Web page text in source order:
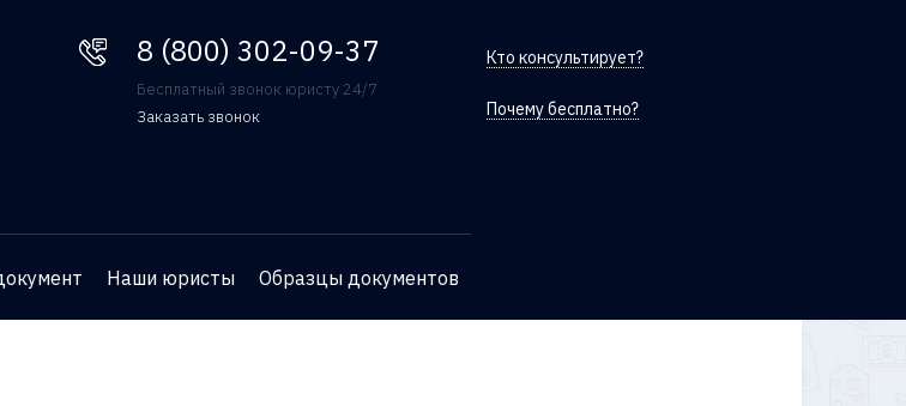
8 (800) 302-09-37
Бесплатный звонок юристу 24/7
Заказать звонок
перезвонит вам
консультации
Кто консультирует?
Почему бесплатно?
Наши юристы Образцы документов